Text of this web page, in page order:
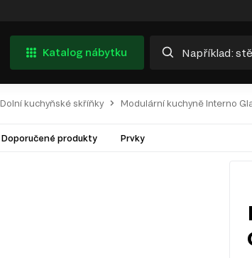
Katalog nábytku
Dolní kuchyňské skříňky Modulární kuchyně Interno
Doporučené produkty Prvky